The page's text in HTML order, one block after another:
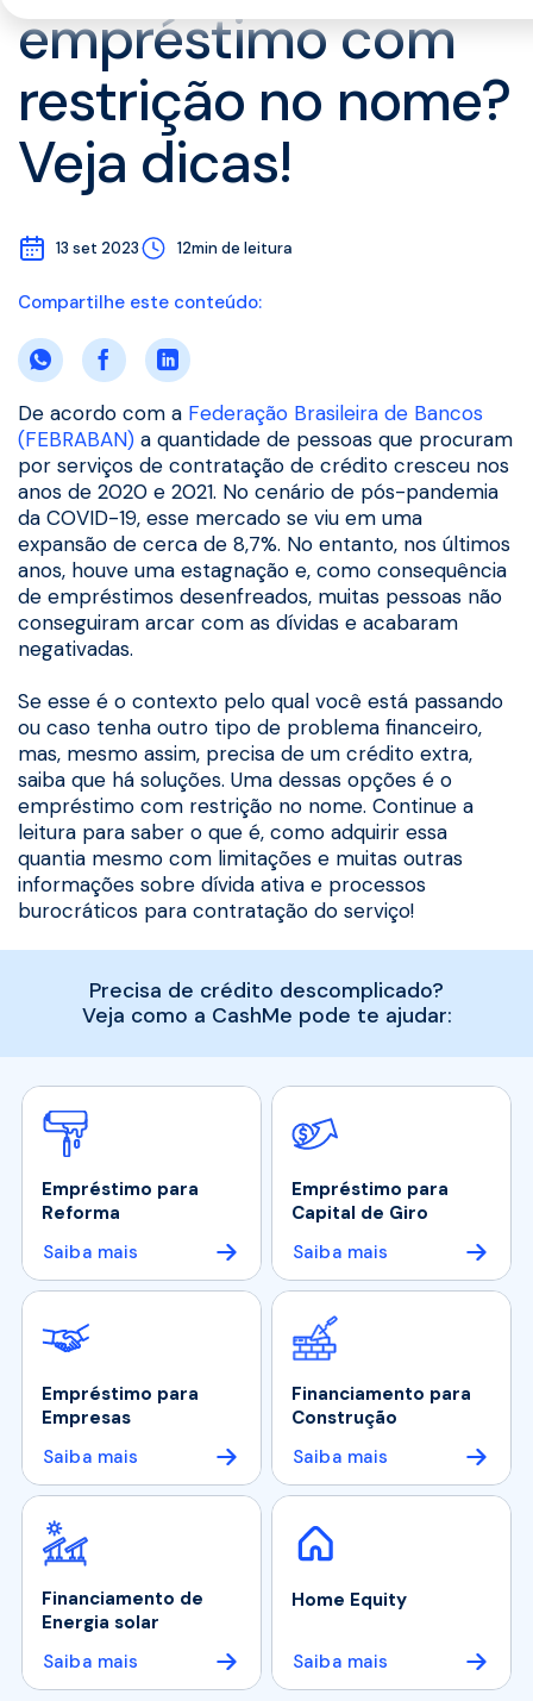
empréstimo com
restrição no nome?
Veja dicas!
13 set 2023 12min de leitura
De acordo com a Federação Brasileira de Bancos
(FEBRABAN) a quantidade de pessoas que procuram
por serviços de contratação de crédito cresceu nos
anos de 2020 e 2021. No cenário de pós-pandemia
da COVID-19, esse mercado se viu em uma
expansão de cerca de 8,7%. No entanto, nos últimos
anos, houve uma estagnação e, como consequência
de empréstimos desenfreados, muitas pessoas não
conseguiram arcar com as dívidas e acabaram
negativadas.
Se esse é o contexto pelo qual você está passando
ou caso tenha outro tipo de problema financeiro,
mas, mesmo assim, precisa de um crédito extra,
saiba que há soluções. Uma dessas opções é o
empréstimo com restrição no nome. Continue a
leitura para saber o que é, como adquirir essa
quantia mesmo com limitações e muitas outras
informações sobre dívida ativa e processos
burocráticos para contratação do serviço!
Precisa de crédito descomplicado?
Veja como a CashMe pode te ajudar:
Empréstimo para
Reforma
Saiba mais
Empréstimo para
Capital de Giro
Saiba mais
Empréstimo para
Empresas
Saiba mais
Financiamento para
Construção
Saiba mais
Financiamento de
Energia solar
Saiba mais
Home Equity
Saiba mais
Compartilhe este conteúdo: